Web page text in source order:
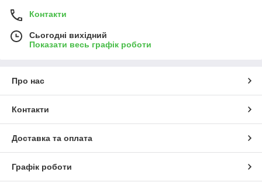
Контакти
Сьогодні вихідний
Показати весь графік роботи
Про нас
Контакти
Доставка та оплата
Графік роботи